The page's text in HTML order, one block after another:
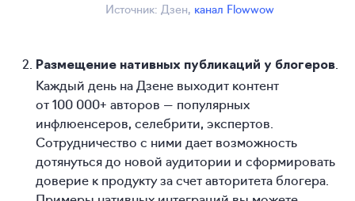
Источник: Дзен, канал Flowwow
Размещение нативных публикаций у блогеров
Каждый день на Дзене выходит контент
от 100 000+ авторов — популярных
инфлюенсеров, селебрити, экспертов.
Сотрудничество с ними дает возможность
дотянуться до новой аудитории и сформировать
доверие к продукту за счет авторитета блогера.